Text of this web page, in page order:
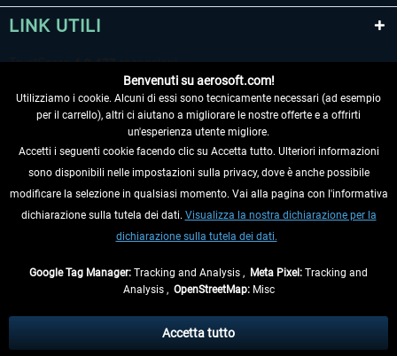
LINK UTILI
RECEDERE DAL CONTRATTO
INFORMAZIONI
eventualmente le spese di spedizione, se non diversamente descritto.
** Riguarda le spedizioni al di fuori della Germania, i tempi di consegna per le
Benvenuti su aerosoft.com!
Utilizziamo i cookie. Alcuni di essi sono tecnicamente necessari (ad esempio
per il carrello), altri ci aiutano a migliorare le nostre offerte e a offrirti
un'esperienza utente migliore.
Accetti i seguenti cookie facendo clic su Accetta tutto. Ulteriori informazioni
sono disponibili nelle impostazioni sulla privacy, dove è anche possibile
modificare la selezione in qualsiasi momento. Vai alla pagina con l'informativa
dichiarazione sulla tutela dei dati. Visualizza la nostra dichiarazione per la
dichiarazione sulla tutela dei dati.
Google Tag Manager: Tracking and Analysis , Meta Pixel: Tracking and
Analysis , OpenStreetMap:Misc
Accetta tutto